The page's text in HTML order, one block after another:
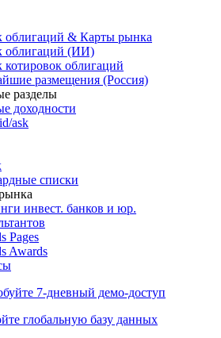
облигаций & Карты рынка
облигаций (ИИ)
котировок облигаций
размещения (Россия)
разделы
доходности
ask
списки
инвест. банков и юр.
Pages
Awards
7-дневный демо-доступ
глобальную базу данных